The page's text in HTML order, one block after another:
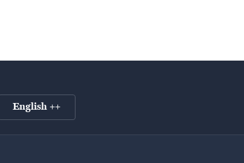
English ++